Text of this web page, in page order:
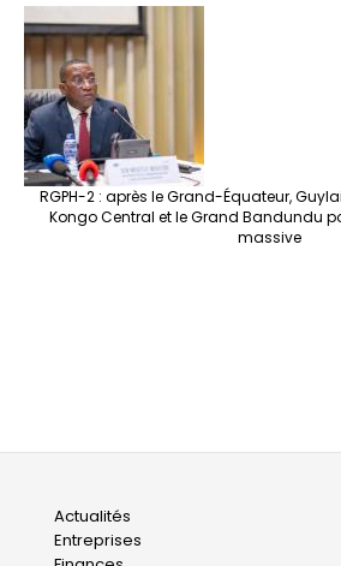
RGPH-2 : après le Grand-Équateur,
Kongo Central et le Grand Bandundu
massive
Main
Actualités
Entreprises